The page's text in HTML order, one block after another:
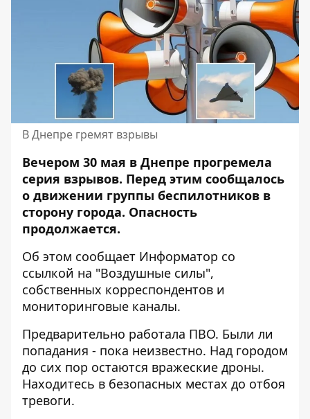
В Днепре гремят взрывы
Вечером 30 мая в Днепре прогремела
серия взрывов. Перед этим сообщалось
о движении группы беспилотников в
сторону города. Опасность
продолжается.
Об этом сообщает Информатор со
ссылкой на "Воздушные силы",
собственных корреспондентов и
мониторинговые каналы.
Предварительно работала ПВО. Были ли
попадания - пока неизвестно. Над городом
до сих пор остаются вражеские дроны.
Находитесь в безопасных местах до отбоя
тревоги.